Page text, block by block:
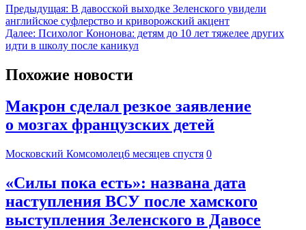
Предыдущая: В давосской выходке Зеленского увидели
английское суфлерство и криворожский акцент
Далее: Психолог Кононова: детям до 10 лет тяжелее других
идти в школу после каникул
Похожие новости
Макрон сделал резкое заявление
о мозгах французских детей
Московский Комсомолец6 месяцев спустя 0
«Силы пока есть»: названа дата
наступления ВСУ после хамского
выступления Зеленского в Давосе